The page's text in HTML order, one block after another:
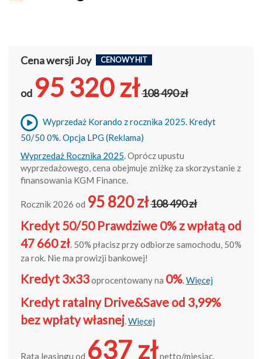
Cena wersji Joy CENOWY HIT
od 95 320 zł108 490 zł
Wyprzedaż Korando z rocznika 2025. Kredyt
50/50 0%. Opcja LPG (Reklama)
Wyprzedaż Rocznika 2025. Oprócz upustu
wyprzedażowego, cena obejmuje zniżkę za skorzystanie z
finansowania KGM Finance.
Rocznik 2026 od 95 820 zł108 490 zł
Kredyt 50/50 Prawdziwe 0% z wpłatą od
47 660 zł. 50% płacisz przy odbiorze samochodu, 50%
za rok. Nie ma prowizji bankowej!
Kredyt 3x33oprocentowany na 0%.Więcej
Kredyt ratalny Drive&Save od 3,99%
bez wpłaty własnej.Więcej
Rata leasingu od 637 złnetto/miesiąc.